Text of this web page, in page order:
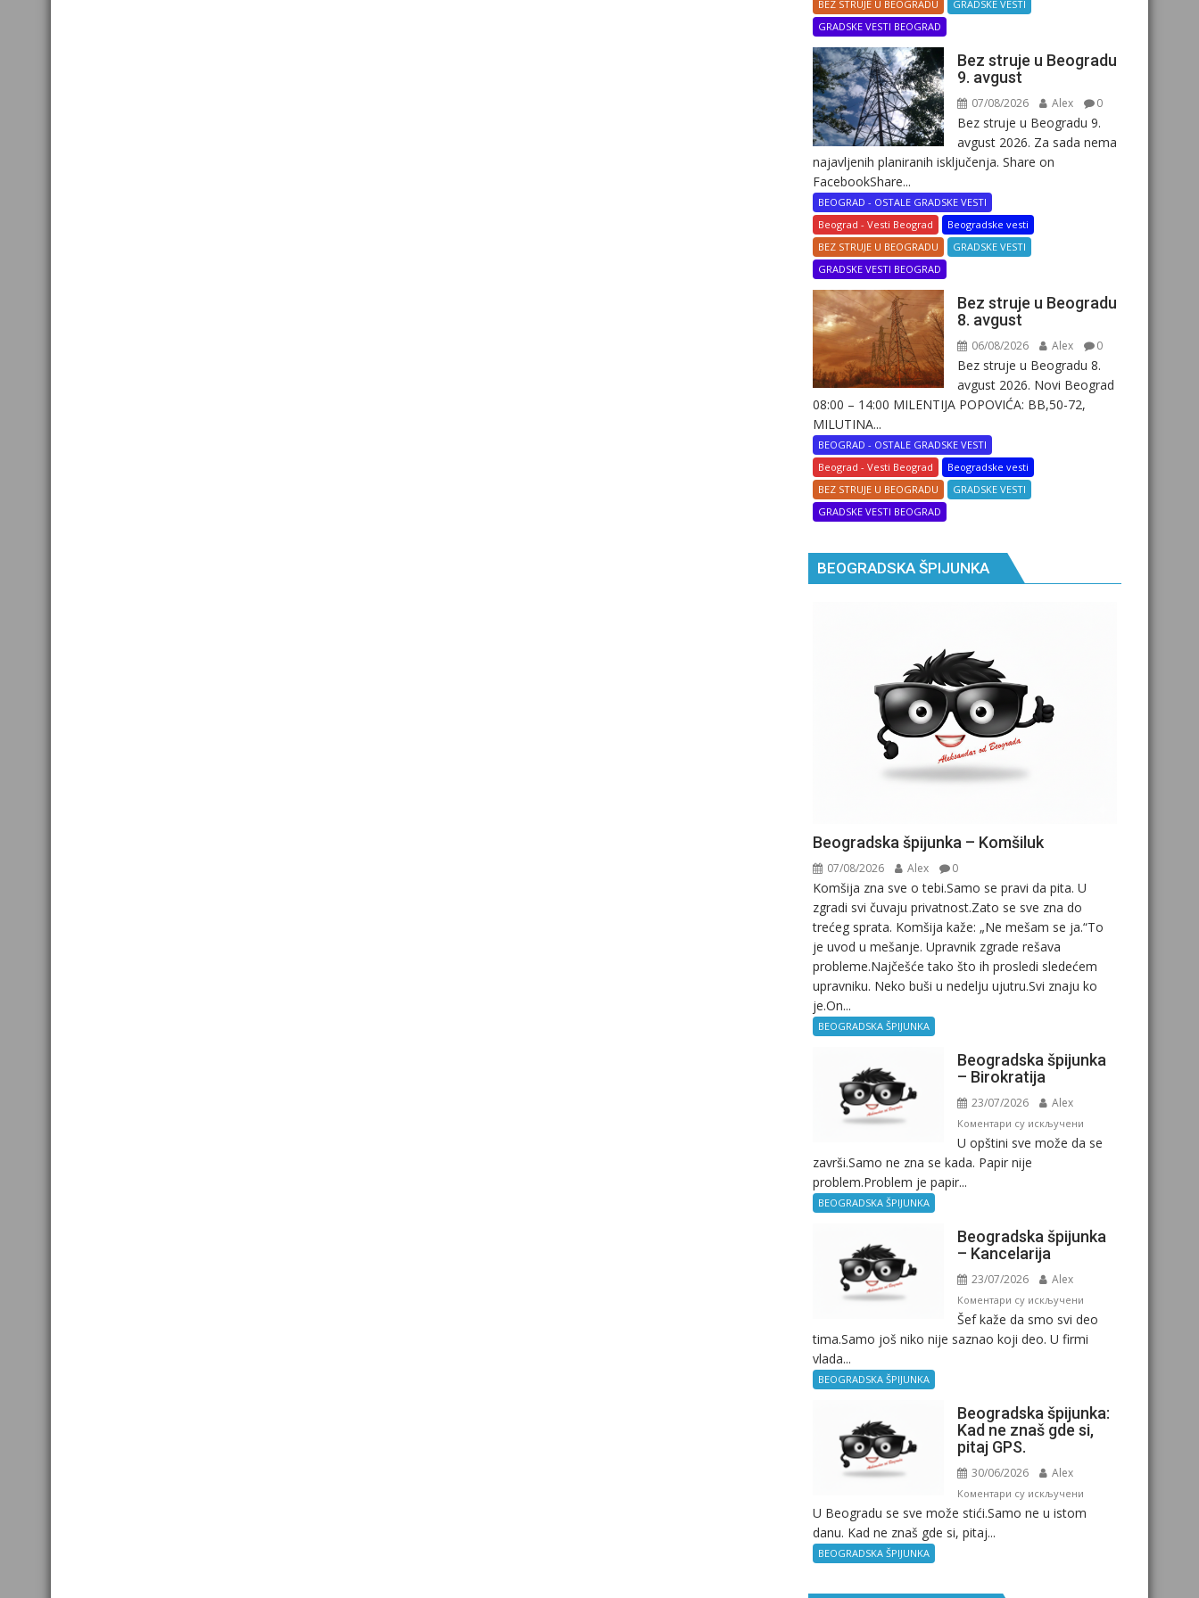
BEZ STRUJE U BEOGRADU
GRADSKE VESTI
GRADSKE VESTI BEOGRAD
Bez struje u Beogradu
9. avgust
07/08/2026 Alex 0
Bez struje u Beogradu 9.
avgust 2026. Za sada nema
najavljenih planiranih isključenja. Share on
FacebookShare...
BEOGRAD - OSTALE GRADSKE VESTI
Beograd - Vesti Beograd
Beogradske vesti
BEZ STRUJE U BEOGRADU
GRADSKE VESTI
GRADSKE VESTI BEOGRAD
Bez struje u Beogradu
8. avgust
06/08/2026 Alex 0
Bez struje u Beogradu 8.
avgust 2026. Novi Beograd
08:00 – 14:00 MILENTIJA POPOVIĆA: BB,50-72,
MILUTINA...
BEOGRAD - OSTALE GRADSKE VESTI
Beograd - Vesti Beograd
Beogradske vesti
BEZ STRUJE U BEOGRADU
GRADSKE VESTI
GRADSKE VESTI BEOGRAD
BEOGRADSKA ŠPIJUNKA
Beogradska špijunka – Komšiluk
07/08/2026 Alex 0
Komšija zna sve o tebi.Samo se pravi da pita. U
zgradi svi čuvaju privatnost.Zato se sve zna do
trećeg sprata. Komšija kaže: „Ne mešam se ja.“To
je uvod u mešanje. Upravnik zgrade rešava
probleme.Najčešće tako što ih prosledi sledećem
upravniku. Neko buši u nedelju ujutru.Svi znaju ko
je.On...
BEOGRADSKA ŠPIJUNKA
Beogradska špijunka
– Birokratija
23/07/2026 Alex
Коментари су искљученина
Beogradska
U opštini sve može da se
završi.Samo ne zna se kada. Papir nije
problem.Problem je papir...
BEOGRADSKA ŠPIJUNKA
Beogradska špijunka
– Kancelarija
23/07/2026 Alex
Коментари су искљученина
Beogradska
špijunka
Šef kaže da smo svi deo
tima.Samo još niko nije saznao koji deo. U firmi
vlada...
BEOGRADSKA ŠPIJUNKA
Beogradska špijunka:
Kad ne znaš gde si,
pitaj GPS.
30/06/2026 Alex
Коментари су искљученина
Beogradska
U Beogradu se sve može stići.Samo ne u istom
danu. Kad ne znaš gde si, pitaj...
BEOGRADSKA ŠPIJUNKA